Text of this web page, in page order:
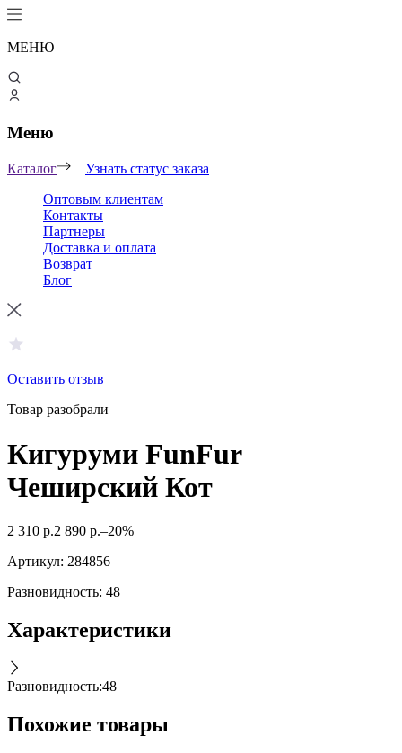
МЕНЮ
Меню
Каталог
Узнать статус заказа
Оптовым клиентам
Контакты
Партнеры
Доставка и оплата
Возврат
Блог
Оставить отзыв
Товар разобрали
Кигуруми FunFur
Чеширский Кот
2 310 р.2 890 р.–20%
Артикул: 284856
Разновидность: 48
Характеристики
Разновидность:48
Похожие товары